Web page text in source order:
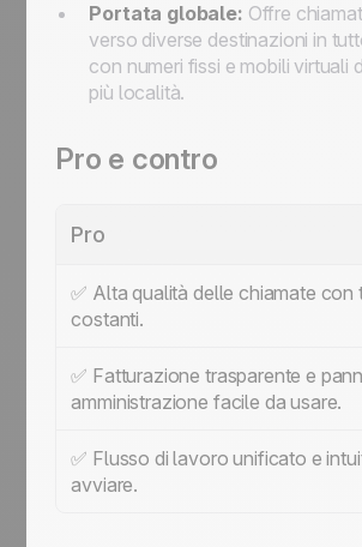
Portata globale: Offre
verso diverse destinazioni in
con numeri fissi e mobili virtuali
più località.
Pro e contro
Pro
✅ Alta qualità delle chiamate con
costanti.
✅ Fatturazione trasparente e
amministrazione facile da usare.
✅ Flusso di lavoro unificato e
avviare.